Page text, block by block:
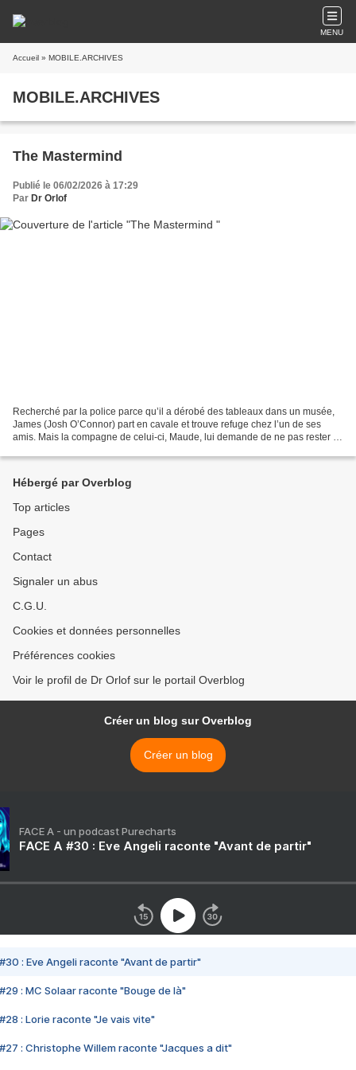
MENU
Accueil » MOBILE.ARCHIVES
MOBILE.ARCHIVES
The Mastermind
Publié le 06/02/2026 à 17:29
Par Dr Orlof
Recherché par la police parce qu’il a dérobé des tableaux dans un musée,
James (Josh O’Connor) part en cavale et trouve refuge chez l’un de ses
amis. Mais la compagne de celui-ci, Maude, lui demande de ne pas rester et
Hébergé par Overblog
Top articles
Pages
Contact
Signaler un abus
C.G.U.
Cookies et données personnelles
Préférences cookies
Voir le profil de Dr Orlof sur le portail Overblog
Créer un blog sur Overblog
Créer un blog
FACE A - un podcast Purecharts
FACE A #30 : Eve Angeli raconte "Avant de partir"
#30 : Eve Angeli raconte "Avant de partir"
#29 : MC Solaar raconte "Bouge de là"
#28 : Lorie raconte "Je vais vite"
#27 : Christophe Willem raconte "Jacques a dit"